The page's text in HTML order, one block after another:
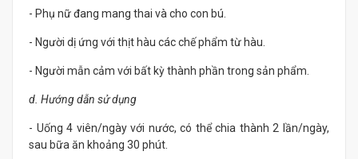
- Phụ nữ đang mang thai và cho con bú.
- Người dị ứng với thịt hàu các chế phẩm từ hàu.
- Người mẫn cảm với bất kỳ thành phần trong sản phẩm.
d. Hướng dẫn sử dụng
- Uống 4 viên/ngày với nước, có thể chia thành 2 lần/ngày,
sau bữa ăn khoảng 30 phút.